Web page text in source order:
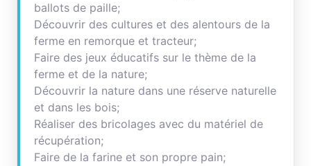
ballots de paille;
Découvrir des cultures et des alentours de la
ferme en remorque et tracteur;
Faire des jeux éducatifs sur le thème de la
ferme et de la nature;
Découvrir la nature dans une réserve naturelle
et dans les bois;
Réaliser des bricolages avec du matériel de
récupération;
Faire de la farine et son propre pain;